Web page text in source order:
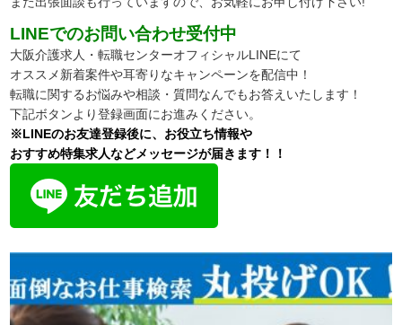
LINEでのお問い合わせ受付中
大阪介護求人・転職センターオフィシャルLINEにて
オススメ新着案件や耳寄りなキャンペーンを配信中！
転職に関するお悩みや相談・質問なんでもお答えいたします！
下記ボタンより登録画面にお進みください。
※LINEのお友達登録後に、お役立ち情報や
おすすめ特集求人などメッセージが届きます！！